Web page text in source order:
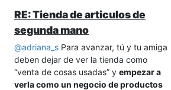
RE: Tienda de articulos de
segunda mano
@adriana_s Para avanzar, tú y tu amiga
deben dejar de ver la tienda como
“venta de cosas usadas” y empezar a
verla como un negocio de productos